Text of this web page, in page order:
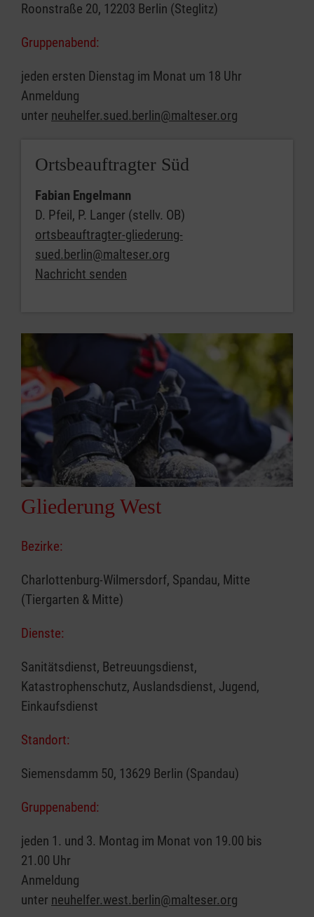
Roonstraße 20, 12203 Berlin (Steglitz)
Gruppenabend:
jeden ersten Dienstag im Monat um 18 Uhr
Anmeldung
unter neuhelfer.sued.berlin@malteser.org
Ortsbeauftragter Süd
Fabian Engelmann
D. Pfeil, P. Langer (stellv. OB)
ortsbeauftragter-gliederung-
sued.berlin@malteser.org
Nachricht senden
Gliederung West
Bezirke:
Charlottenburg-Wilmersdorf, Spandau, Mitte
(Tiergarten & Mitte)
Dienste:
Sanitätsdienst, Betreuungsdienst,
Katastrophenschutz, Auslandsdienst, Jugend,
Einkaufsdienst
Standort:
Siemensdamm 50, 13629 Berlin (Spandau)
Gruppenabend:
jeden 1. und 3. Montag im Monat von 19.00 bis
21.00 Uhr
Anmeldung
unter neuhelfer.west.berlin@malteser.org